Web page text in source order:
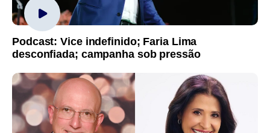
Podcast: Vice indefinido; Faria Lima
desconfiada; campanha sob pressão